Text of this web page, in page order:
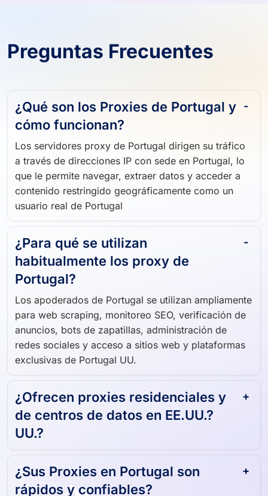
Preguntas Frecuentes
¿Qué son los Proxies de Portugal y
cómo funcionan?
Los servidores proxy de Portugal dirigen su tráfico
a través de direcciones IP con sede en Portugal, lo
que le permite navegar, extraer datos y acceder a
contenido restringido geográficamente como un
¿Para qué se utilizan
habitualmente los proxy de
Portugal?
Los apoderados de Portugal se utilizan ampliamente
para web scraping, monitoreo SEO, verificación de
anuncios, bots de zapatillas, administración de
redes sociales y acceso a sitios web y plataformas
¿Ofrecen proxies residenciales y
de centros de datos en EE.UU.?
¿Sus Proxies en Portugal son